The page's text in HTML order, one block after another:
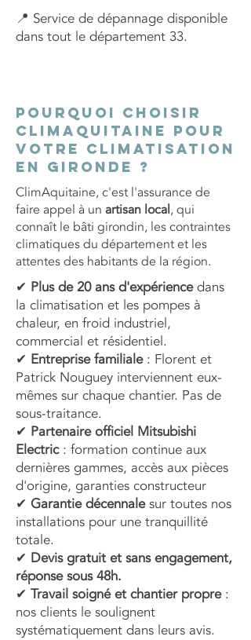
📍 Service de dépannage disponible
dans tout le département 33.
Pourquoi choisir
ClimAquitaine pour
votre climatisation
en Gironde ?
ClimAquitaine, c'est l'assurance de
faire appel à un artisan local, qui
connaît le bâti girondin, les contraintes
climatiques du département et les
attentes des habitants de la région.
✔ Plus de 20 ans d'expériencedans
la climatisation et les pompes à
chaleur, en froid industriel,
commercial et résidentiel.
✔ Entreprise familiale: Florent et
Patrick Nouguey interviennent eux-
mêmes sur chaque chantier. Pas de
sous-traitance.
✔ Partenaire officiel Mitsubishi
Electric: formation continue aux
dernières gammes, accès aux pièces
d'origine, garanties constructeur
✔ Garantie décennalesur toutes nos
installations pour une tranquillité
totale.
✔ Devis gratuit et sans engagement,
réponse sous 48h.
✔ Travail soigné et chantier propre:
nos clients le soulignent
systématiquement dans leurs avis.